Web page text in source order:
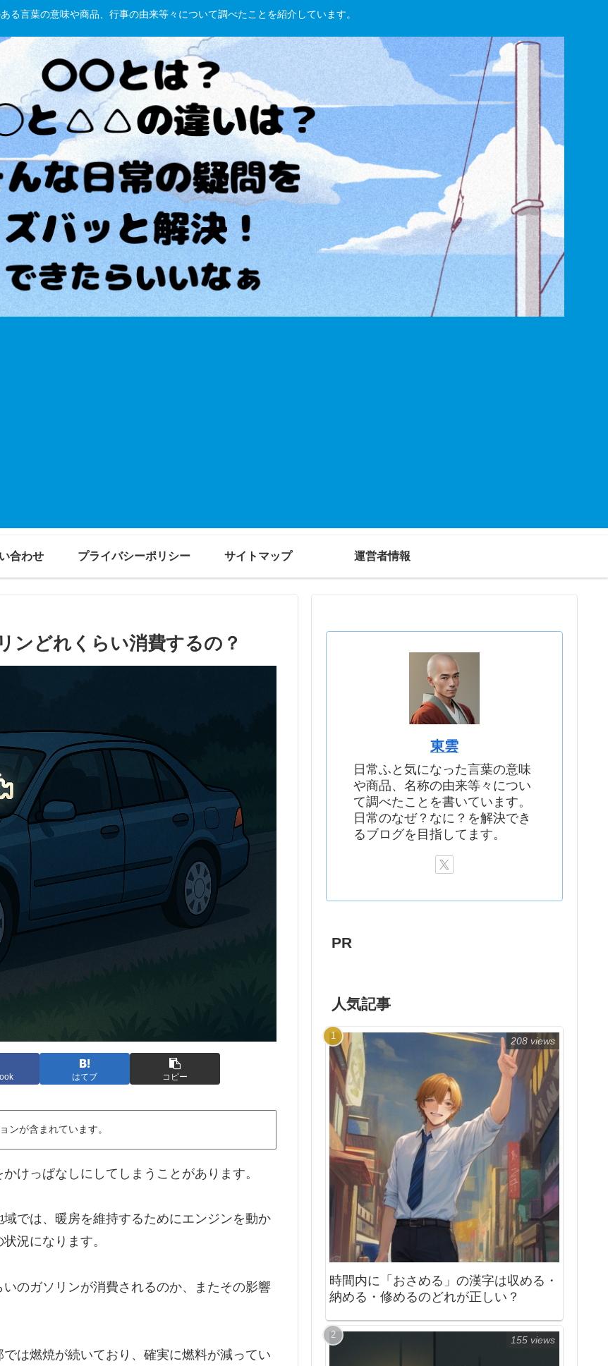
る言葉の意味や商品、行事の由来等々について調べたことを紹介しています。
合わせ プライバシーポリシー サイトマップ 運営者情報
ンどれくらい消費するの？
はてブ コピー
ンが含まれています。
けっぱなしにしてしまうことがあります。
では、暖房を維持するためにエンジンを動か
況になります。
のガソリンが消費されるのか、またその影響
は燃焼が続いており、確実に燃料が減ってい
東雲
日常ふと気になった言葉の意味
や商品、名称の由来等々につい
て調べたことを書いています。
日常のなぜ？なに？を解決でき
るブログを目指してます。
PR
人気記事
時間内に「おさめる」の漢字は収める・
納める・修めるのどれが正しい？
208 views
155 views